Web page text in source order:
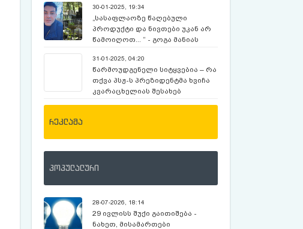
30-01-2025, 19:34
„სასაფლაოზე წაღებული
პროდუქტი და ნივთები უკან არ
წამოიღოთ... “ - გოგა მანიას
31-01-2025, 04:20
წარმოუდგენელი სიტყვებია – რა
თქვა პსჟ-ს პრეზიდენტმა ხვიჩა
კვარაცხელიას შესახებ
რეკლამა
პოპულალური
28-07-2026, 18:14
29 ივლისს შუქი გაითიშება -
ნახეთ, მისამართები